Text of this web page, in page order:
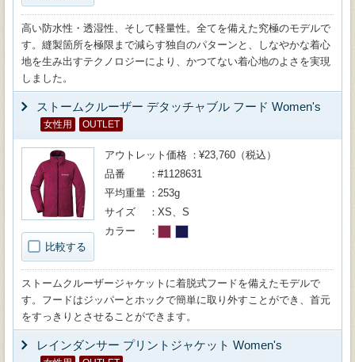
高い防水性・透湿性、そして軽量性。全てを備えた究極のモデルで
す。縫製箇所を極限まで減らす独自のパターンと、しなやかな着心
地を生み出すテクノロジーにより、かつてない着心地のよさを実現
しました。
ストームクルーザー デタッチャブル フード Women's
女性用 OUTLET
比較する
アウトレット価格
¥23,760（税込）
品番
#1128631
平均重量
253g
サイズ
XS、S
カラー
ストームクルーザージャケットに着脱式フードを備えたモデルで
す。フードはジッパーとホックで簡単に取り外すことができ、首元
をすっきりとさせることができます。
レインダンサー プリントジャケット Women's